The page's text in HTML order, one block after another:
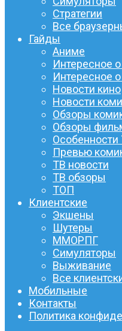
Стратегии
Все
Гайды
Аниме
Интересное
Интересное
Новости кино
Новости
Обзоры
Обзоры
Особенности
Превью
ТВ новости
ТВ обзоры
ТОП
Клиентские
Экшены
Шутеры
ММОРПГ
Симуляторы
Выживание
Все
Мобильные
Контакты
Политика